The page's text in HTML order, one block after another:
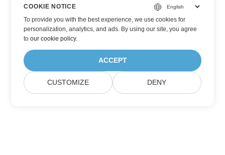
COOKIE NOTICE
To provide you with the best experience, we use cookies for
personalization, analytics, and ads. By using our site, you agree
toour cookie policy.
ACCEPT
CUSTOMIZE DENY